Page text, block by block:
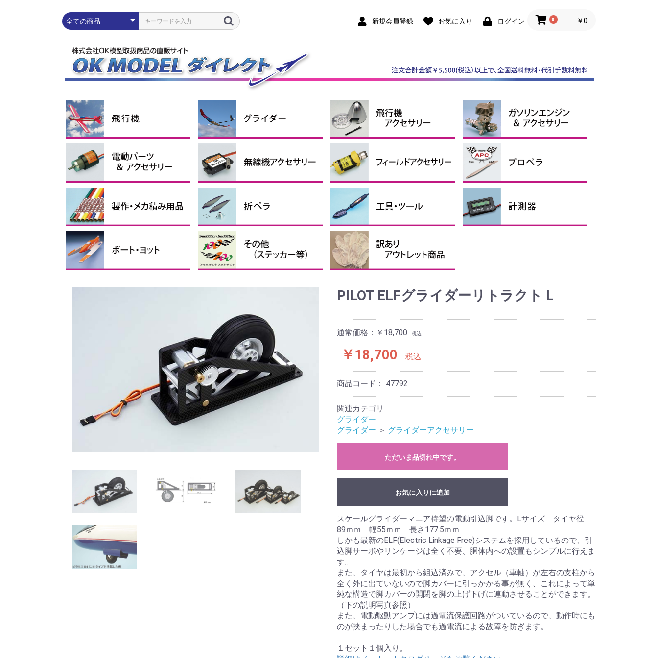
新規会員登録 お気に入り ログイン 0 ￥0
練習機
スポーツ機
スケール機
その他 ラダー機
エルロン機
スケール機
グライダーアクセサリー
コンポジットグライダー
PnP・RTFグライダー スピンナー スケールスピンナー
ABスピンナー
その他スピンナー
電動用アルミスピンナー
エンジン関連用品
引込脚
固定脚＆尾輪
ホイルパンツ
ホイルストッパー
タイヤ
燃料タンク
エンジンマウント
給油関係小物
その他 ガソリンエンジン
マフラー
ガソリンアクセサリー、オイ
ル
配線パーツ
コネクタ・シュリンクチュー
ブ
シリコンコード
充放電器・リポメーター
モーター プロペラアダプター
インナーローターブラシレス
モーター
ブラシモーター・ギアボック
ス
アウターローターブラシレス
モーター
アポロモーター
ブラシレスモータースペアパ
ーツ
電動用モーターマウント
スピードコントローラー
Lipoバッテリー 1セル
2セル
3セル
4セル
電動ダクテッドファン
イーパック サーボ＆関連パーツ サーボギア・サーボホーン
サーボアクセサリー
コネクター（サーボ関連）
延長コード
電圧レギュレーター
受信機アクセサリー プラグヒート用品
スターター
燃料ポンプ APCプロペラ
その他プロペラ
フィルム
リンケージパーツ
テープ、ビス・ナット、スポ
ンジ
接着剤・ケミカル製品 瞬間接着剤・補助剤
その他の接着剤
マイクロバルーン、パテなど
バルサ・ベニヤ
カーボン素材 スピンナーハブセット
折ペラ用ハブ
折ペラ用スピンナー
折ペラ用ブレード
PILOT ELFグライダーリトラクト L
通常価格：￥18,700 税込
￥18,700 税込
商品コード： 47792
関連カテゴリ
グライダー
グライダー ＞ グライダーアクセサリー
ただいま品切れ中です。
お気に入りに追加
スケールグライダーマニア待望の電動引込脚です。Lサイズ タイヤ径
89ｍｍ 幅55ｍｍ 長さ177.5ｍｍ
しかも最新のELF(Electric Linkage Free)システムを採用しているので、引
込脚サーボやリンケージは全く不要、胴体内への設置もシンプルに行えま
す。
また、タイヤは最初から組込済みで、アクセル（車軸）が左右の支柱から
全く外に出ていないので脚カバーに引っかかる事が無く、これによって単
純な構造で脚カバーの開閉を脚の上げ下げに連動させることができます。
（下の説明写真参照）
また、電動駆動アンプには過電流保護回路がついているので、動作時にも
のが挟まったりした場合でも過電流による故障を防ぎます。
１セット１個入り。